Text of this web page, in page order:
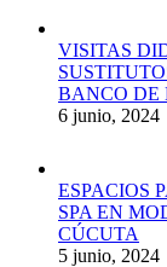
VISITAS
BANCO DE
6 junio, 2024
ESPACIOS
SPA EN
CÚCUTA
5 junio, 2024